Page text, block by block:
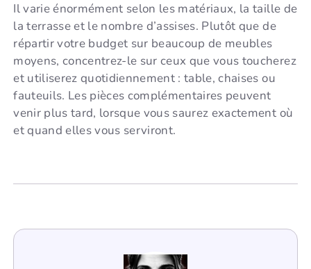
Il varie énormément selon les matériaux, la taille de
la terrasse et le nombre d’assises. Plutôt que de
répartir votre budget sur beaucoup de meubles
moyens, concentrez-le sur ceux que vous toucherez
et utiliserez quotidiennement : table, chaises ou
fauteuils. Les pièces complémentaires peuvent
venir plus tard, lorsque vous saurez exactement où
et quand elles vous serviront.